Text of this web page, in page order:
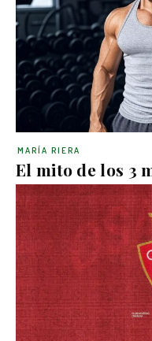
El mito de los 3
MARÍA RIERA